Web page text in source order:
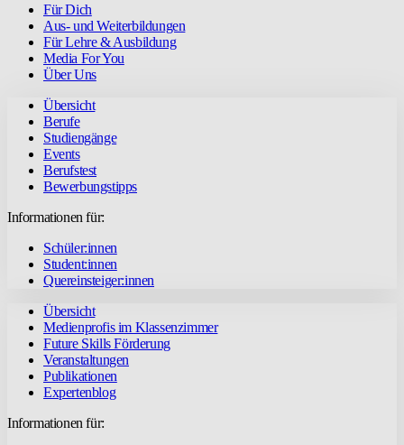
Für Dich
Aus- und Weiterbildungen
Für Lehre & Ausbildung
Media For You
Über Uns
Übersicht
Berufe
Studiengänge
Events
Berufstest
Bewerbungstipps
Informationen für:
Schüler:innen
Student:innen
Quereinsteiger:innen
Übersicht
Medienprofis im Klassenzimmer
Future Skills Förderung
Veranstaltungen
Publikationen
Expertenblog
Informationen für: